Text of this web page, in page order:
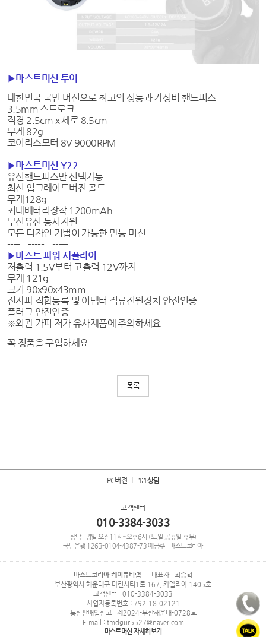
▶마스트머신 투어
대한민국 국민 머신으로 최고의 성능과 가성비 핸드피스
3.5mm 스트로크
직경 2.5cm x 세로 8.5cm
무게 82g
코어리스모터 8V 9000RPM
---- ----- -----
▶마스트머신 Y22
유선핸드피스만 선택가능
최신 업그레이드버전 골드
무게128g
최대배터리장착 1200mAh
무선유선 동시지원
모든 디자인 기법이 가능한 만능 머신
---- ----- -----
▶마스트 파워 서플라이
저출력 1.5V부터 고출력 12V까지
무게 121g
크기 90x90x43mm
전자파 적합등록 및 어댑터 직류전원장치 안전인증
플러그 안전인증
※외관 카피 저가 유사제품에 주의하세요
꼭 정품을 구입하세요​
목록
PC버전 1:1상담
고객센터
010-3384-3033
상담 : 평일 오전11시~오후6시 (토.일.공휴일 휴무)
국민은행 1263-0104-4387-73예금주 : 마스트코리아
마스트코리아 케이뷰티랩
대표자 : 최승혁
부산광역시 해운대구 마린시티1로 167, 카멜리아 1405호
고객센터 : 010-3384-3033
사업자등록번호 : 792-18-02121
통신판매업신고 : 제2024-부산해운대-0728호
E-mail : tmdgur5527@naver.com
마스트머신 자세히보기